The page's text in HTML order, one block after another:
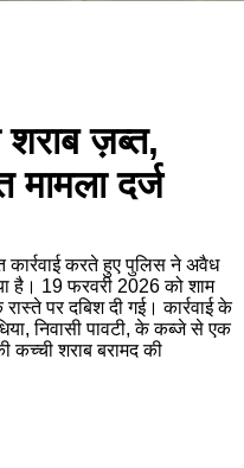
ज़ब्त,
दर्ज
कार्रवाई करते हुए पुलिस ने अवैध
है। 19 फरवरी 2026 को शाम
पर दबिश दी गई। कार्रवाई के
निवासी पावटी, के कब्जे से एक
कच्ची शराब बरामद की